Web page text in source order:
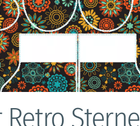
Retro Sterne